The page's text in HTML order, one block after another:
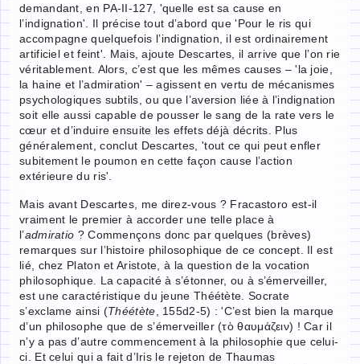
demandant, en PA-II-127, 'quelle est sa cause en
l’indignation'. Il précise tout d’abord que 'Pour le ris qui
accompagne quelquefois l’indignation, il est ordinairement
artificiel et feint'. Mais, ajoute Descartes, il arrive que l’on rie
véritablement. Alors, c’est que les mêmes causes – 'la joie,
la haine et l’admiration' – agissent en vertu de mécanismes
psychologiques subtils, ou que l’aversion liée à l’indignation
soit elle aussi capable de pousser le sang de la rate vers le
cœur et d’induire ensuite les effets déjà décrits. Plus
généralement, conclut Descartes, 'tout ce qui peut enfler
subitement le poumon en cette façon cause l’action
extérieure du ris'.
Mais avant Descartes, me direz-vous ? Fracastoro est-il
vraiment le premier à accorder une telle place à
l’admiratio ? Commençons donc par quelques (brèves)
remarques sur l’histoire philosophique de ce concept. Il est
lié, chez Platon et Aristote, à la question de la vocation
philosophique. La capacité à s’étonner, ou à s’émerveiller,
est une caractéristique du jeune Théétète. Socrate
s’exclame ainsi (Théétète , 155d2-5) : 'C’est bien la marque
d’un philosophe que de s’émerveiller (τὸ θαυμάζειν) ! Car il
n’y a pas d’autre commencement à la philosophie que celui-
ci. Et celui qui a fait d’Iris le rejeton de Thaumas